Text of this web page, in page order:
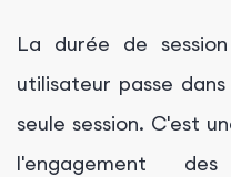
La durée de
utilisateur passe
seule session. C'est
l'engagement